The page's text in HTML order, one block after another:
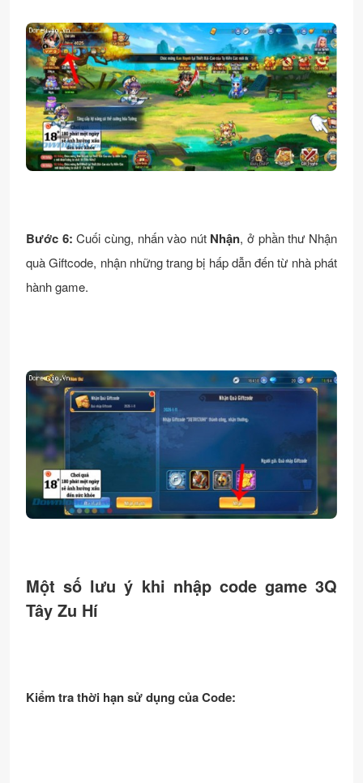
Bước 6:Cuối cùng, nhấn vào nútNhận, ở phần thư Nhận
quà Giftcode, nhận những trang bị hấp dẫn đến từ nhà phát
hành game.
Một số lưu ý khi nhập code game 3Q
Tây Zu Hí
Kiểm tra thời hạn sử dụng của Code: